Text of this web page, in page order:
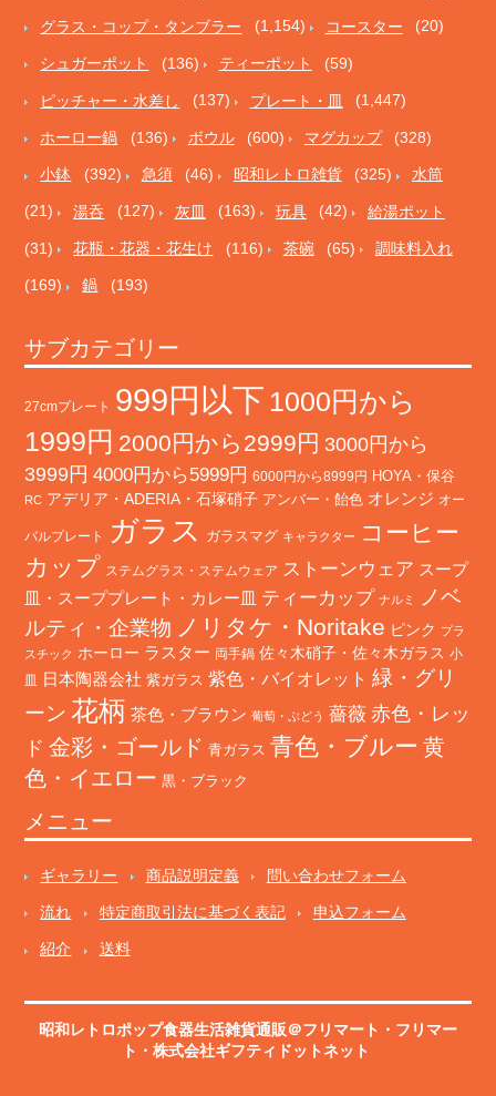
グラス・コップ・タンブラー (1,154) コースター (20)
シュガーポット (136) ティーポット (59)
ピッチャー・水差し (137) プレート・皿 (1,447)
ホーロー鍋 (136) ボウル (600) マグカップ (328)
小鉢 (392) 急須 (46) 昭和レトロ雑貨 (325) 水筒
(21) 湯呑 (127) 灰皿 (163) 玩具 (42) 給湯ポット
(31) 花瓶・花器・花生け (116) 茶碗 (65) 調味料入れ
(169) 鍋 (193)
サブカテゴリー
27cmプレート 999円以下 1000円から
1999円 2000円から2999円 3000円から
3999円 4000円から5999円 6000円から8999円 HOYA・保谷
RC アデリア・ADERIA・石塚硝子 アンバー・飴色 オレンジ オー
バルプレート ガラス ガラスマグ キャラクター
コーヒー
カップ ステムグラス・ステムウェア ストーンウェア スープ
皿・スーププレート・カレー皿 ティーカップ ナルミ
ノベ
ルティ・企業物 ノリタケ・Noritake ピンク プラ
スチック ホーロー ラスター 両手鍋 佐々木硝子・佐々木ガラス 小
皿
日本陶器会社 紫ガラス 紫色・バイオレット 緑・グリ
ーン 花柄 茶色・ブラウン 葡萄・ぶどう 薔薇 赤色・レッ
ド 金彩・ゴールド 青ガラス 青色・ブルー 黄
色・イエロー 黒・ブラック
メニュー
ギャラリー 商品説明定義 問い合わせフォーム
流れ 特定商取引法に基づく表記 申込フォーム
紹介 送料
昭和レトロポップ食器生活雑貨通販＠フリマート ・ フリマー
ト ・株式会社ギフティドットネット